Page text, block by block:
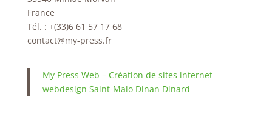
France
Tél. : +(33)6 61 57 17 68
contact@my-press.fr
My Press Web – Création de sites internet
webdesign Saint-Malo Dinan Dinard